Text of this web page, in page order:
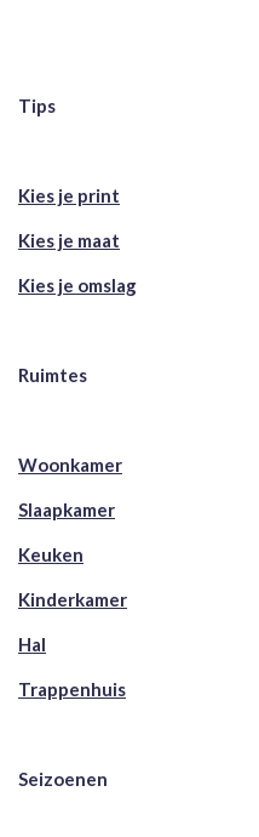
Tips
Kies je print
Kies je maat
Kies je omslag
Ruimtes
Woonkamer
Slaapkamer
Keuken
Kinderkamer
Hal
Trappenhuis
Seizoenen